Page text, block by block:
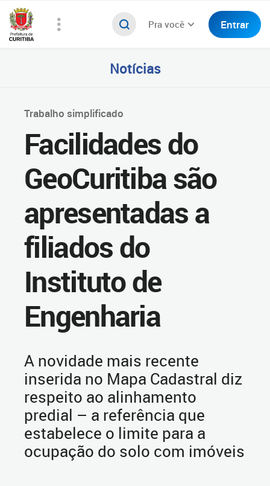
Pra você Entrar
Notícias
Trabalho simplificado
Facilidades do
GeoCuritiba são
apresentadas a
filiados do
Instituto de
Engenharia
A novidade mais recente
inserida no Mapa Cadastral diz
respeito ao alinhamento
predial – a referência que
estabelece o limite para a
ocupação do solo com imóveis